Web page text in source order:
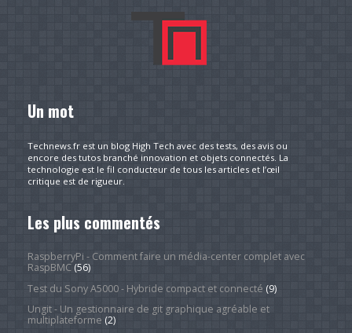
Un mot
Technews.fr est un blog High Tech avec des tests, des avis ou
encore des tutos branché innovation et objets connectés. La
technologie est le fil conducteur de tous les articles et l’œil
critique est de rigueur.
Les plus commentés
RaspberryPi - Comment faire un média-center complet avec
RaspBMC(56)
Test du Sony A5000 - Hybride compact et connecté (9)
Ungit - Un gestionnaire de git graphique agréable et
multiplateforme (2)